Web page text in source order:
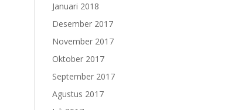
Januari 2018
Desember 2017
November 2017
Oktober 2017
September 2017
Agustus 2017